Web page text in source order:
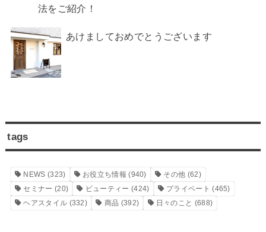
法をご紹介！
あけましておめでとうございます
tags
NEWS (323) お役立ち情報 (940) その他 (62)
セミナー (20) ビューティー (424) プライベート (465)
ヘアスタイル (332) 商品 (392) 日々のこと (688)